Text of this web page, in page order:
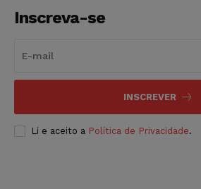
Inscreva-se
INSCREVER
Li e aceito a Política de Privacidade.